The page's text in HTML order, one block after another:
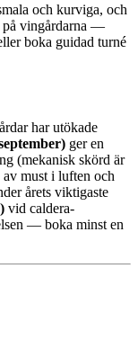
och kurviga, och
på vingårdarna —
boka guidad turné
har utökade
ger en
(mekanisk skörd är
must i luften och
årets viktigaste
vid caldera-
— boka minst en